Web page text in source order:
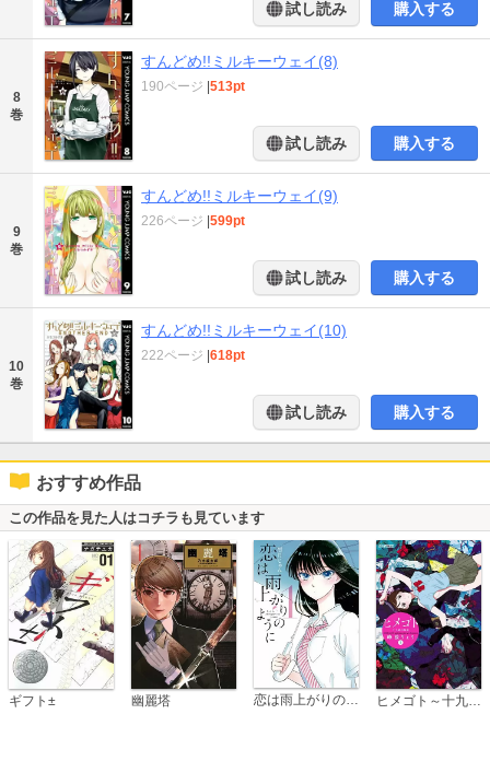
試し読み 購入する
8
巻
すんどめ!!ミルキーウェイ(8)
190ページ |513pt
試し読み 購入する
9
巻
すんどめ!!ミルキーウェイ(9)
226ページ |599pt
試し読み 購入する
10
巻
すんどめ!!ミルキーウェイ(10)
222ページ |618pt
試し読み 購入する
おすすめ作品
この作品を見た人はコチラも見ています
ギフト± 幽麗塔 恋は雨上がりのように